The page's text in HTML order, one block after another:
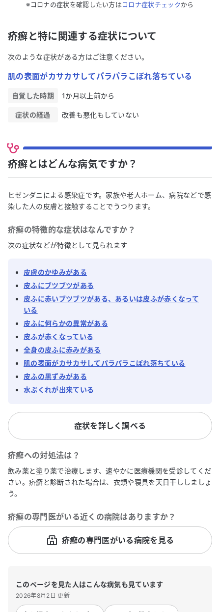
※コロナの症状を確認したい方はコロナ症状チェックから
疥癬と特に関連する症状について
次のような症状がある方はご注意ください。
肌の表面がカサカサしてパラパラこぼれ落ちている
自覚した時期 1か月以上前から
症状の経過 改善も悪化もしていない
疥癬とはどんな病気ですか？
ヒゼンダニによる感染症です。家族や老人ホーム、病院などで感
染した人の皮膚と接触することでうつります。
疥癬の特徴的な症状はなんですか？
次の症状などが特徴として見られます
皮膚のかゆみがある
皮ふにブツブツがある
皮ふに赤いブツブツがある、あるいは皮ふが赤くなって
いる
皮ふに何らかの異常がある
皮ふが赤くなっている
全身の皮ふに赤みがある
肌の表面がカサカサしてパラパラこぼれ落ちている
皮ふの黒ずみがある
水ぶくれが出来ている
症状を詳しく調べる
疥癬への対処法は？
飲み薬と塗り薬で治療します、速やかに医療機関を受診してくだ
さい。疥癬と診断された場合は、衣類や寝具を天日干ししましょ
う。
疥癬の専門医がいる近くの病院はありますか？
疥癬の専門医がいる病院を見る
このページを見た人はこんな病気も見ています
2026年8月2日 更新